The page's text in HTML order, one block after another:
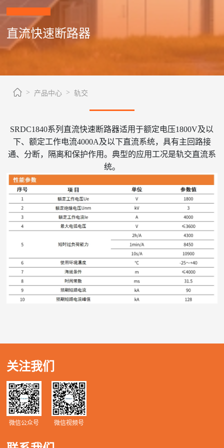
直流快速断路器
产品中心 轨交
SRDC1840系列直流快速断路器适用于额定电压1800V及以
下、额定工作电流4000A及以下直流系统，具有主回路接
通、分断，隔离和保护作用。典型的应用工况是轨交直流系
统。
关注我们
微信公众号 微信视频号